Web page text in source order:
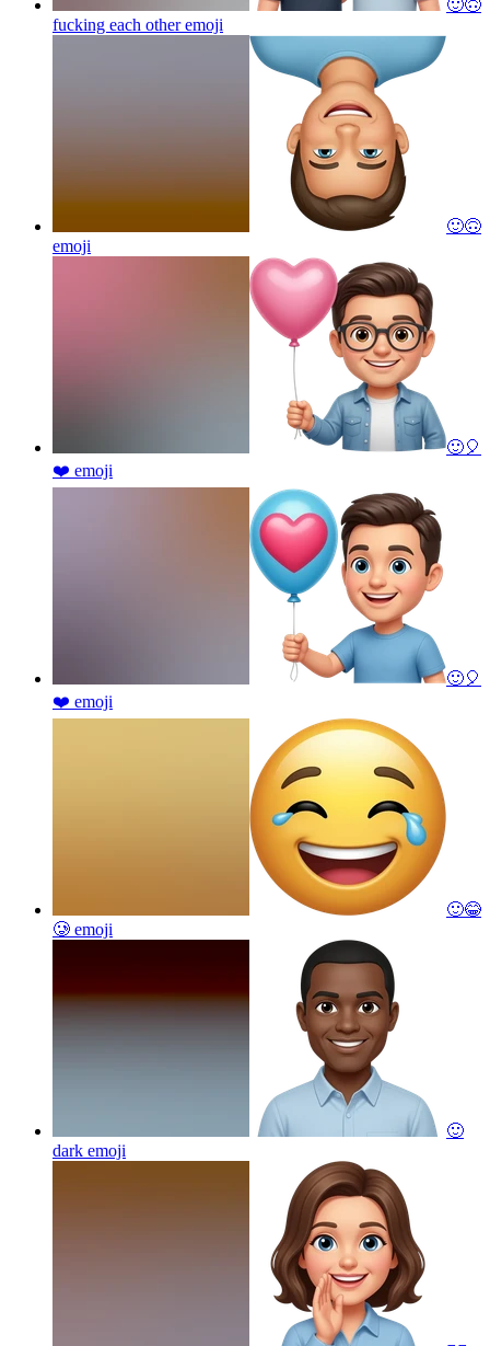
🙂🙃
fucking each otheremoji
🙂🙃
emoji
🙂🎈
❤️ emoji
🙂🎈
❤️ emoji
🙂😂
🥲 emoji
🙂
dark emoji